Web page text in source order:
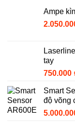
Ampe
tay
750.000
Smart
độ võng